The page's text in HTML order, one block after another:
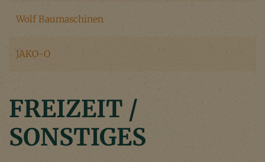
Wolf Baumaschinen
JAKO-O
FREIZEIT /
SONSTIGES